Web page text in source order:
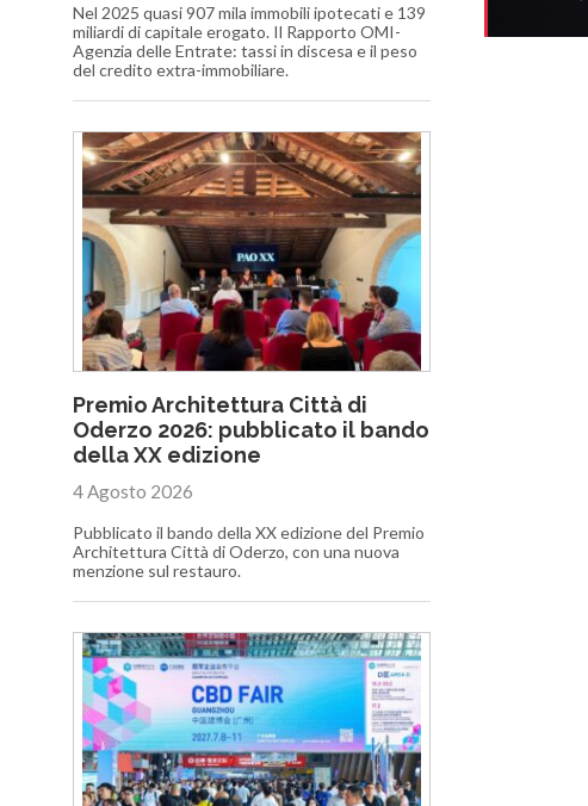
Nel 2025 quasi 907 mila immobili ipotecati e 139
miliardi di capitale erogato. Il Rapporto OMI-
Agenzia delle Entrate: tassi in discesa e il peso
del credito extra-immobiliare.
Premio Architettura Città di
Oderzo 2026: pubblicato il bando
della XX edizione
4 Agosto 2026
Pubblicato il bando della XX edizione del Premio
Architettura Città di Oderzo, con una nuova
menzione sul restauro.